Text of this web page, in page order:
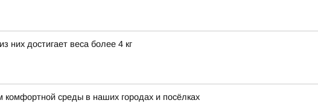
них достигает веса более 4 кг
среды в наших городах и посёлках